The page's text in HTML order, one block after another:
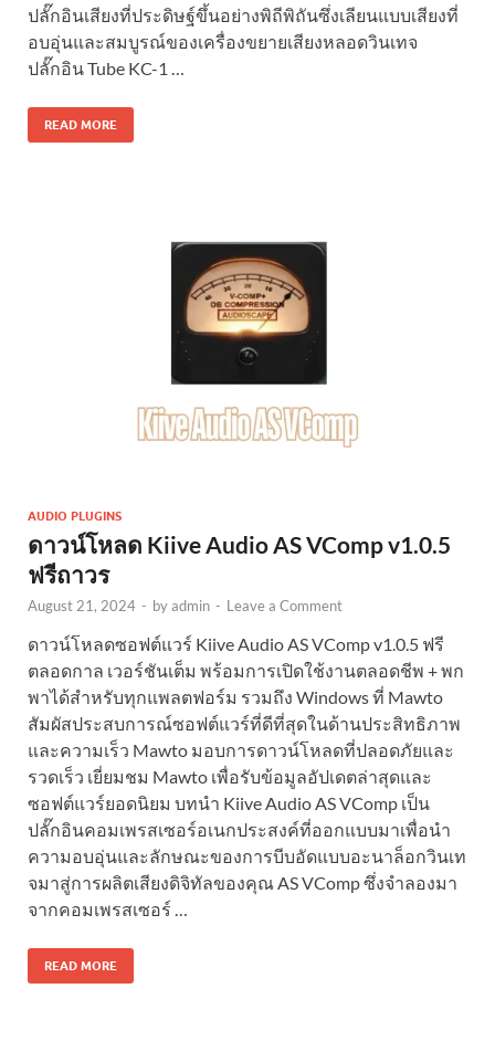
ปลั๊กอินเสียงที่ประดิษฐ์ขึ้นอย่างพิถีพิถันซึ่งเลียนแบบเสียงที่
อบอุ่นและสมบูรณ์ของเครื่องขยายเสียงหลอดวินเทจ
ปลั๊กอิน Tube KC-1 …
READ MORE
AUDIO PLUGINS
ดาวน์โหลด Kiive Audio AS VComp v1.0.5
ฟรีถาวร
August 21, 2024 - byadmin - Leave a Comment
ดาวน์โหลดซอฟต์แวร์ Kiive Audio AS VComp v1.0.5 ฟรี
ตลอดกาล เวอร์ชันเต็ม พร้อมการเปิดใช้งานตลอดชีพ + พก
พาได้สำหรับทุกแพลตฟอร์ม รวมถึง Windows ที่ Mawto
สัมผัสประสบการณ์ซอฟต์แวร์ที่ดีที่สุดในด้านประสิทธิภาพ
และความเร็ว Mawto มอบการดาวน์โหลดที่ปลอดภัยและ
รวดเร็ว เยี่ยมชม Mawto เพื่อรับข้อมูลอัปเดตล่าสุดและ
ซอฟต์แวร์ยอดนิยม บทนำ Kiive Audio AS VComp เป็น
ปลั๊กอินคอมเพรสเซอร์อเนกประสงค์ที่ออกแบบมาเพื่อนำ
ความอบอุ่นและลักษณะของการบีบอัดแบบอะนาล็อกวินเท
จมาสู่การผลิตเสียงดิจิทัลของคุณ AS VComp ซึ่งจำลองมา
จากคอมเพรสเซอร์ …
READ MORE